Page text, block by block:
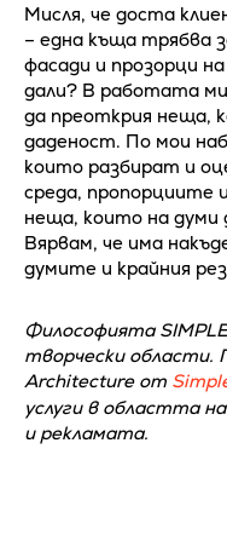
Мисля, че доста
– една къща трябва
фасади и прозорци
дали? В работата
да преоткрия неща,
даденост. По мои
които разбират и
среда, пропорциите
неща, които на
Вярвам, че има
думите и крайния
Философията
творчески области.
Architecture от
услуги в областта
и рекламата.